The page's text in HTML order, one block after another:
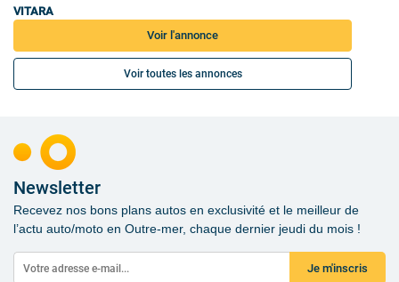
VITARA
Voir l'annonce
Voir toutes les annonces
Newsletter
Recevez nos bons plans autos en exclusivité et le meilleur de
l’actu auto/moto en Outre-mer, chaque dernier jeudi du mois !
Je m'inscris